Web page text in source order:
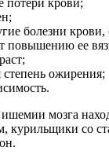
потери крови;
болезни крови,
повышению ее
степень ожирения;
мозга
курильщики со